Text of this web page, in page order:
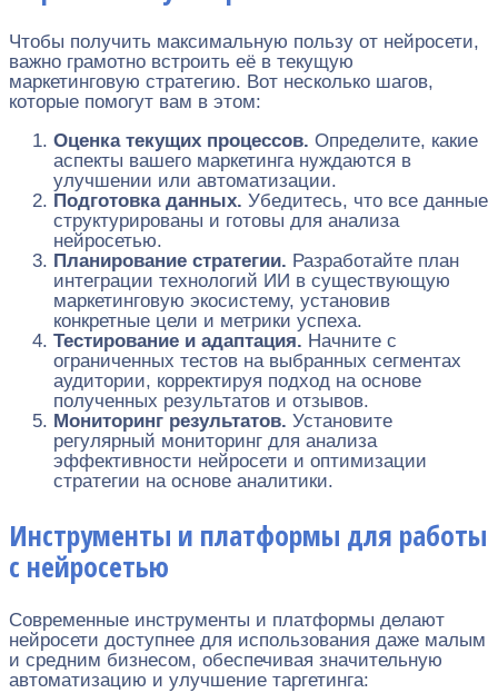
Чтобы получить максимальную пользу от нейросети,
важно грамотно встроить её в текущую
маркетинговую стратегию. Вот несколько шагов,
которые помогут вам в этом:
Оценка текущих процессов. Определите, какие
аспекты вашего маркетинга нуждаются в
улучшении или автоматизации.
Подготовка данных. Убедитесь, что все данные
структурированы и готовы для анализа
нейросетью.
Планирование стратегии. Разработайте план
интеграции технологий ИИ в существующую
маркетинговую экосистему, установив
конкретные цели и метрики успеха.
Тестирование и адаптация. Начните с
ограниченных тестов на выбранных сегментах
аудитории, корректируя подход на основе
полученных результатов и отзывов.
Мониторинг результатов. Установите
регулярный мониторинг для анализа
эффективности нейросети и оптимизации
стратегии на основе аналитики.
Инструменты и платформы для работы
с нейросетью
Современные инструменты и платформы делают
нейросети доступнее для использования даже малым
и средним бизнесом, обеспечивая значительную
автоматизацию и улучшение таргетинга: